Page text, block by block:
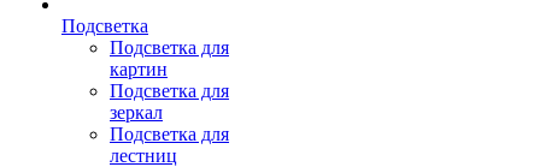
Подсветка
Подсветка для
картин
Подсветка для
зеркал
Подсветка для
лестниц